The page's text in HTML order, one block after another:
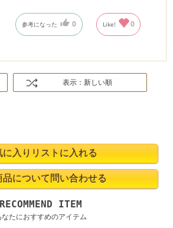
参考になった 0 Like! 0
表示：新しい順
RECOMMEND ITEM
なたにおすすめのアイテム